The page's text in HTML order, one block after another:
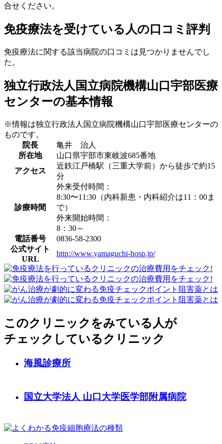
合せください。
免疫療法を受けている人の口コミ評判
免疫療法に関する該当病院の口コミは見つかりませんでし
た。
独立行政法人国立病院機構山口宇部医療
センターの基本情報
※情報は独立行政法人国立病院機構山口宇部医療センターの
ものです。
院長
亀井 治人
所在地
山口県宇部市東岐波685番地
アクセス
近鉄江戸橋駅（三重大学前）から徒歩で約15
分
診療時間
外来受付時間：
8:30〜11:30（内科新患・内科紹介は11：00ま
で）
外来開始時間：
8：30～
電話番号
0836-58-2300
公式サイト
URL
http://www.yamaguchi-hosp.jp/
このクリニックをみている人が
チェックしているクリニック
海風診療所
国立大学法人 山口大学医学部附属病院